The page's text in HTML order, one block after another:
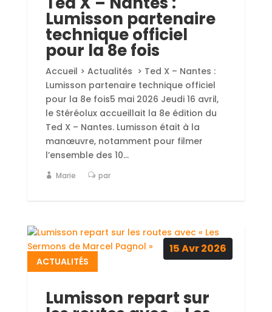
Lumisson partenaire
technique officiel
pour la 8e fois
Accueil > Actualités > Ted X – Nantes :
Lumisson partenaire technique officiel
pour la 8e fois5 mai 2026 Jeudi 16 avril,
le Stéréolux accueillait la 8e édition du
Ted X – Nantes. Lumisson était à la
manœuvre, notamment pour filmer
l’ensemble des 10...
Marie par
Lumisson repart sur
ACTUALITÉS
15Avr2026